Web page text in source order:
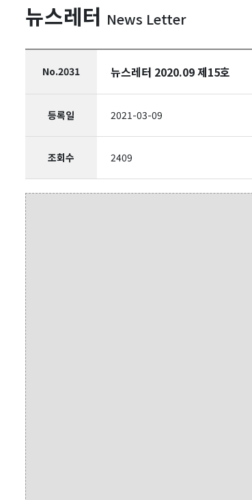
뉴스레터 News Letter
No.2031 뉴스레터 2020.09 제15호
등록일 2021-03-09
조회수 2409